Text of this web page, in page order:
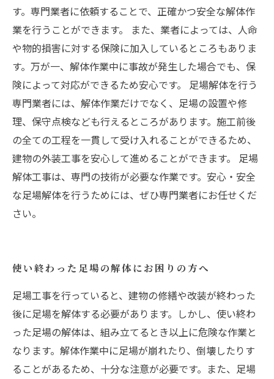
す。専門業者に依頼することで、正確かつ安全な解体作
業を行うことができます。 また、業者によっては、人命
や物的損害に対する保険に加入しているところもありま
す。万が一、解体作業中に事故が発生した場合でも、保
険によって対応ができるため安心です。 足場解体を行う
専門業者には、解体作業だけでなく、足場の設置や修
理、保守点検なども行えるところがあります。施工前後
の全ての工程を一貫して受け入れることができるため、
建物の外装工事を安心して進めることができます。 足場
解体工事は、専門の技術が必要な作業です。安心・安全
な足場解体を行うためには、ぜひ専門業者にお任せくだ
さい。
使い終わった足場の解体にお困りの方へ
足場工事を行っていると、建物の修繕や改装が終わった
後に足場を解体する必要があります。しかし、使い終わ
った足場の解体は、組み立てるとき以上に危険な作業と
なります。解体作業中に足場が崩れたり、倒壊したりす
ることがあるため、十分な注意が必要です。また、足場